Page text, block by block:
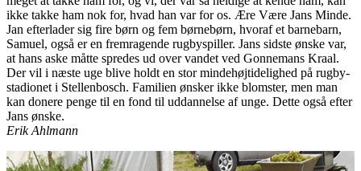
ikke takke ham nok for, hvad han var for os. Ære Være Jans Minde.
Jan efterlader sig fire børn og fem børnebørn, hvoraf et barnebarn,
Samuel, også er en fremragende rugbyspiller. Jans sidste ønske var,
at hans aske måtte spredes ud over vandet ved Gonnemans Kraal.
Der vil i næste uge blive holdt en stor mindehøjtidelighed på rugby-
stadionet i Stellenbosch. Familien ønsker ikke blomster, men man
kan donere penge til en fond til uddannelse af unge. Dette også efter
Jans ønske.
Erik Ahlmann